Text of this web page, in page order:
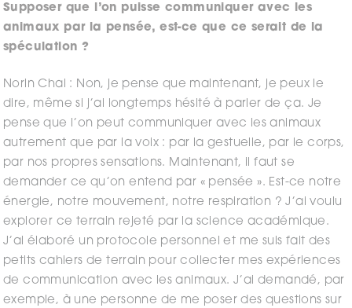
Supposer que l’on puisse communiquer avec les
animaux par la pensée, est-ce que ce serait de la
spéculation ?
Norin Chai : Non, je pense que maintenant, je peux le
dire, même si j’ai longtemps hésité à parler de ça. Je
pense que l’on peut communiquer avec les animaux
autrement que par la voix : par la gestuelle, par le corps,
par nos propres sensations. Maintenant, il faut se
demander ce qu’on entend par « pensée ». Est-ce notre
énergie, notre mouvement, notre respiration ? J’ai voulu
explorer ce terrain rejeté par la science académique.
J’ai élaboré un protocole personnel et me suis fait des
petits cahiers de terrain pour collecter mes expériences
de communication avec les animaux. J’ai demandé, par
exemple, à une personne de me poser des questions sur